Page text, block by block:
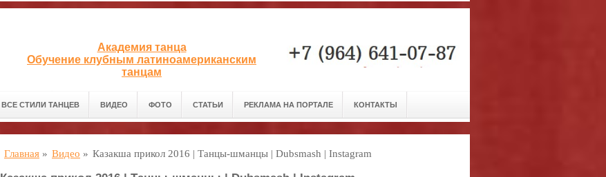
Академия танца
Обучение клубным латиноамериканским
танцам
ВСЕ СТИЛИ ТАНЦЕВ ВИДЕО ФОТО СТАТЬИ РЕКЛАМА НА ПОРТАЛЕ КОНТАКТЫ
Главная » Видео » Казакша прикол 2016 | Танцы-шманцы | Dubsmash | Instagram